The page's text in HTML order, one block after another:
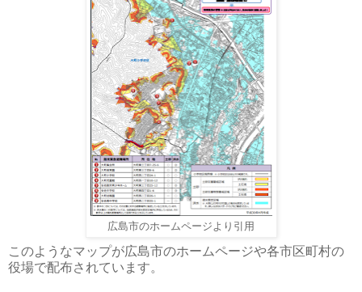
広島市のホームページより引用
このようなマップが広島市のホームページや各市区町村の
役場で配布されています。